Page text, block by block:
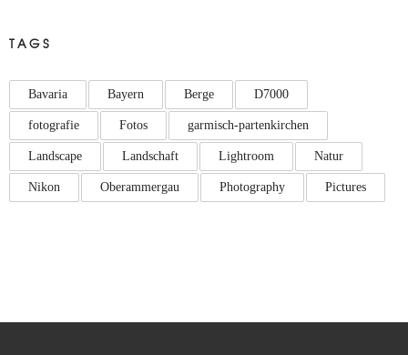
TAGS
Bavaria Bayern Berge D7000
fotografie Fotos garmisch-partenkirchen
Landscape Landschaft Lightroom Natur
Nikon Oberammergau Photography Pictures